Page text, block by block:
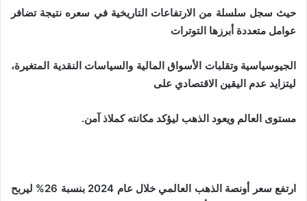
حيث سجل سلسلة من الارتفاعات التاريخية في سعره نتيجة تضافر
عوامل متعددة أبرزها التوترات
الجيوسياسية وتقلبات الأسواق المالية والسياسات النقدية المتغيرة،
ليتزايد عدم اليقين الاقتصادي على
مستوى العالم ويعود الذهب ليؤكد مكانته كملاذ آمن.
ارتفع سعر أونصة الذهب العالمي خلال عام 2024 بنسبة 26% ليربح